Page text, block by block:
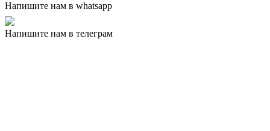
Напишите нам в whatsapp
Напишите нам в телеграм